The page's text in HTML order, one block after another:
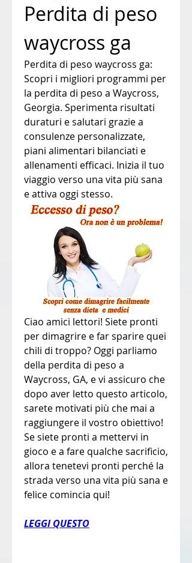
Perdita di peso
waycross ga
Perdita di peso waycross ga:
Scopri i migliori programmi per
la perdita di peso a Waycross,
Georgia. Sperimenta risultati
duraturi e salutari grazie a
consulenze personalizzate,
piani alimentari bilanciati e
allenamenti efficaci. Inizia il tuo
viaggio verso una vita più sana
e attiva oggi stesso.
Ciao amici lettori! Siete pronti
per dimagrire e far sparire quei
chili di troppo? Oggi parliamo
della perdita di peso a
Waycross, GA, e vi assicuro che
dopo aver letto questo articolo,
sarete motivati più che mai a
raggiungere il vostro obiettivo!
Se siete pronti a mettervi in
gioco e a fare qualche sacrificio,
allora tenetevi pronti perché la
strada verso una vita più sana e
felice comincia qui!
LEGGI QUESTO